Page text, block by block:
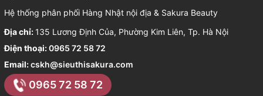
Hệ thống phân phối Hàng Nhật nội địa & Sakura Beauty
Địa chỉ: 135 Lương Định Của, Phường Kim Liên, Tp. Hà Nội
Điện thoại:0965 72 58 72
Email:cskh@sieuthisakura.com
0965 72 58 72